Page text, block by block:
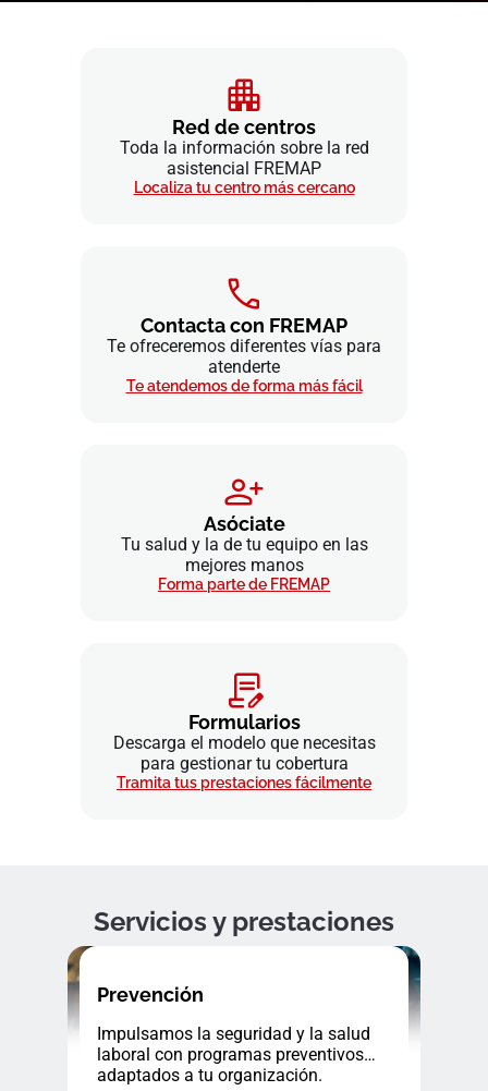
Red de centros
Toda la información sobre la red
asistencial FREMAP
Localiza tu centro más cercano
Contacta con FREMAP
Te ofreceremos diferentes vías para
atenderte
Te atendemos de forma más fácil
Asóciate
Tu salud y la de tu equipo en las
mejores manos
Forma parte de FREMAP
Formularios
Descarga el modelo que necesitas
para gestionar tu cobertura
Tramita tus prestaciones fácilmente
Servicios y prestaciones
Prevención
Impulsamos la seguridad y la salud
laboral con programas preventivos
adaptados a tu organización.